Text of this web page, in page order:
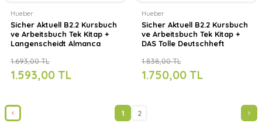
Hueber
Sicher Aktuell B2.2 Kursbuch
ve Arbeitsbuch Tek Kitap +
Langenscheidt Almanca
1.593,00 TL
1.693,00 TL
Hueber
Sicher Aktuell B2.2 Kursbuch
ve Arbeitsbuch Tek Kitap +
DAS Tolle Deutschheft
1.750,00 TL
1.838,00 TL
1 2